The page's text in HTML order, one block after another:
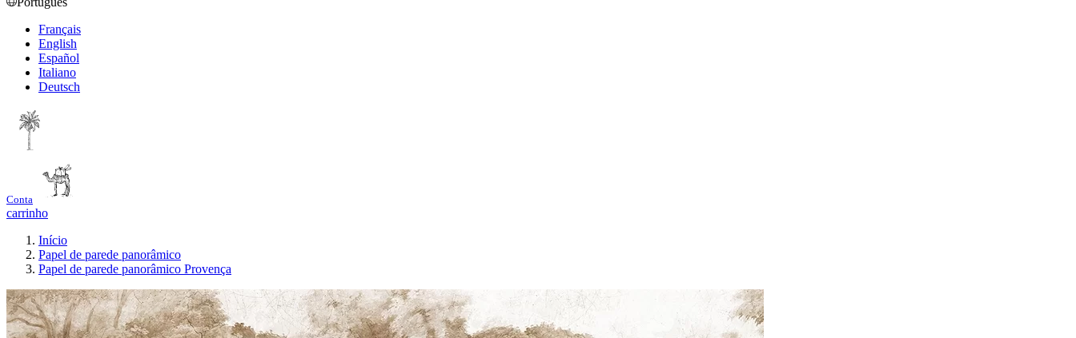
Français
English
Español
Italiano
Deutsch
Conta
carrinho
Início
Papel de parede panorâmico
Papel de parede panorâmico Provença